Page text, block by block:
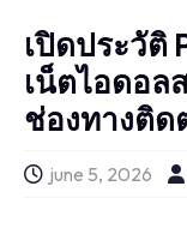
เปิดประวัติ
เน็ตไอดอล
ช่องทางติด
june 5, 2026